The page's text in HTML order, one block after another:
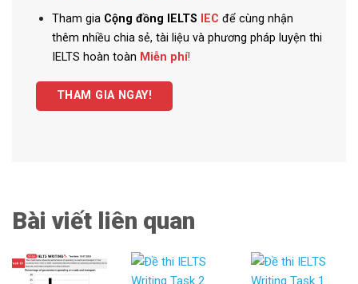
Tham gia Cộng đồng IELTS IEC để cùng nhận
thêm nhiều chia sẻ, tài liệu và phương pháp luyện thi
IELTS hoàn toàn Miễn phí!
THAM GIA NGAY!
Bài viết liên quan